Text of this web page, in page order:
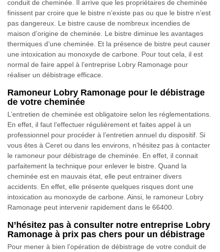
conduit de cheminée. Il arrive que les propriétaires de cheminée
finissent par croire que le bistre n’existe pas ou que le bistre n’est
pas dangereux. Le bistre cause de nombreux incendies de
maison d’origine de cheminée. Le bistre diminue les avantages
thermiques d’une cheminée. Et la présence de bistre peut causer
une intoxication au monoxyde de carbone. Pour tout cela, il est
normal de faire appel à l’entreprise Lobry Ramonage pour
réaliser un débistrage efficace.
Ramoneur Lobry Ramonage pour le débistrage
de votre cheminée
L’entretien de cheminée est obligatoire selon les réglementations.
En effet, il faut l’effectuer régulièrement et faites appel à un
professionnel pour procéder à l’entretien annuel du dispositif. Si
vous êtes à Ceret ou dans les environs, n’hésitez pas à contacter
le ramoneur pour débistrage de cheminée. En effet, il connait
parfaitement la technique pour enlever le bistre. Quand la
cheminée est en mauvais état, elle peut entrainer divers
accidents. En effet, elle présente quelques risques dont une
intoxication au monoxyde de carbone. Ainsi, le ramoneur Lobry
Ramonage peut intervenir rapidement dans le 66400.
N’hésitez pas à consulter notre entreprise Lobry
Ramonage à prix pas chers pour un débistrage
Pour mener à bien l’opération de débistrage de votre conduit de